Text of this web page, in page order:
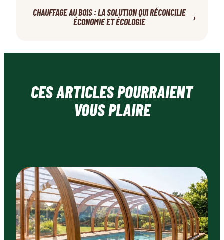
CHAUFFAGE AU BOIS : LA SOLUTION QUI RÉCONCILIE
ÉCONOMIE ET ÉCOLOGIE
›
CES ARTICLES POURRAIENT
VOUS PLAIRE